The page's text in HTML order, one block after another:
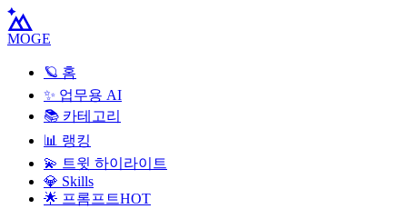
MOGE
🪐 홈
✨ 업무용 AI
📚 카테고리
📊 랭킹
💫 트윗 하이라이트
💎 Skills
🌟 프롬프트HOT